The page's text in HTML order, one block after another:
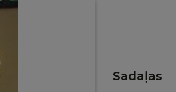
Sadaļas